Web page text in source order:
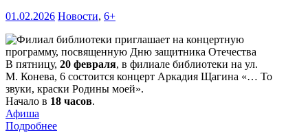
01.02.2026 Новости, 6+
В пятницу, 20 февраля, в филиале библиотеки на ул.
М. Конева, 6 состоится концерт Аркадия Щагина «… То
звуки, краски Родины моей».
Начало в 18 часов.
Афиша
Подробнее